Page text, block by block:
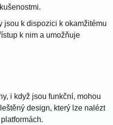
jsou k dispozici k okamžitému
k nim a umožňuje
i když jsou funkční, mohou
design, který lze nalézt